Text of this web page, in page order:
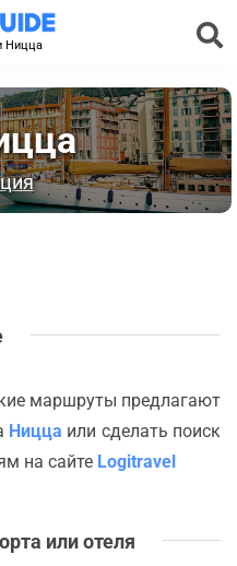
Ницца
маршруты предлагают
Ницца или сделать поиск
на сайте Logitravel
или отеля